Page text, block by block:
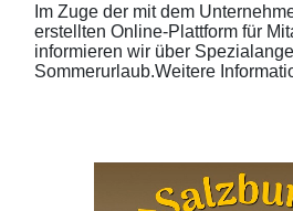
Im Zuge der mit dem
erstellten Online-Plattform für
informieren wir über
Sommerurlaub.Weitere